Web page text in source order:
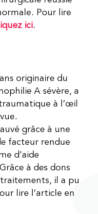
Pour lire
ici.
originaire du
A sévère, a
à l’œil
grâce à une
facteur rendue
d’aide
à des dons
il a pu
lire l’article en